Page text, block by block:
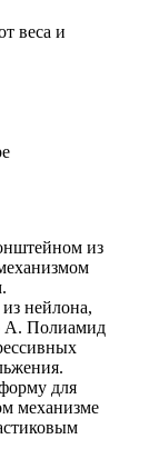
веса и
из
нейлона,
А. Полиамид
для
механизме